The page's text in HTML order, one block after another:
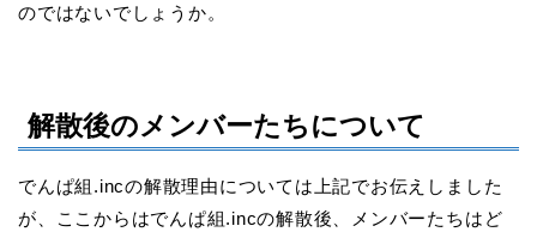
のではないでしょうか。
解散後のメンバーたちについて
でんぱ組.incの解散理由については上記でお伝えしました
が、ここからはでんぱ組.incの解散後、メンバーたちはど